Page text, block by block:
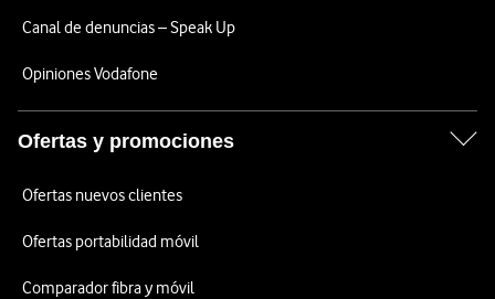
Canal de denuncias – Speak Up
Opiniones Vodafone
Ofertas y promociones
Ofertas nuevos clientes
Ofertas portabilidad móvil
Comparador fibra y móvil